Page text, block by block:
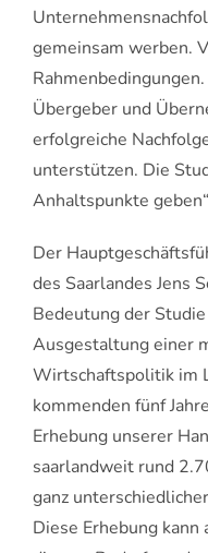
gemeinsam werben.
Übergeber und
erfolgreiche
unterstützen. Die
Anhaltspunkte
Der
des Saarlandes Jens
Bedeutung der
Ausgestaltung einer
Wirtschaftspolitik im
kommenden fünf
Erhebung unserer
saarlandweit rund
ganz
Diese Erhebung